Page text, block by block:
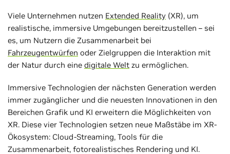
Viele Unternehmen nutzen Extended Reality (XR), um
realistische, immersive Umgebungen bereitzustellen – sei
es, um Nutzern die Zusammenarbeit bei
Fahrzeugentwürfen oder Zielgruppen die Interaktion mit
der Natur durch eine digitale Welt zu ermöglichen.
Immersive Technologien der nächsten Generation werden
immer zugänglicher und die neuesten Innovationen in den
Bereichen Grafik und KI erweitern die Möglichkeiten von
XR. Diese vier Technologien setzen neue Maßstäbe im XR-
Ökosystem: Cloud-Streaming, Tools für die
Zusammenarbeit, fotorealistisches Rendering und KI.